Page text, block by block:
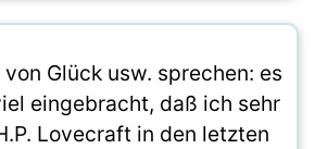
Glück usw. sprechen: es
eingebracht, daß ich sehr
Lovecraft in den letzten